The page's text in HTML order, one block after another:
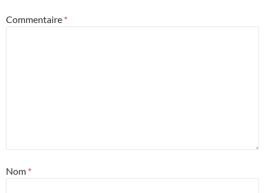
Commentaire *
Nom *